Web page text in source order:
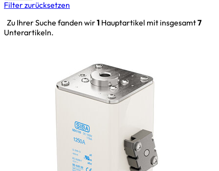
Filter zurücksetzen
Zu Ihrer Suche fanden wir1 Hauptartikel mit insgesamt7
Unterartikeln.